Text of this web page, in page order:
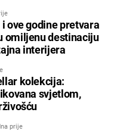
ove godine pretvara
omiljenu destinaciju
interijera
kolekcija:
svjetlom,
prije